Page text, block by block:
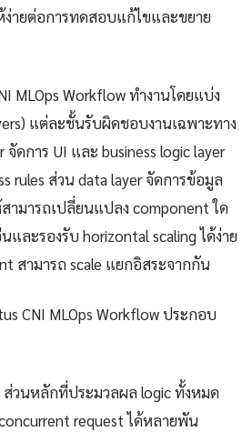
ายต่อการทดสอบแก้ไขและขยาย
MLOps Workflow ทำงานโดยแบ่ง
แต่ละชั้นรับผิดชอบงานเฉพาะทาง
ดการ UI และ business logic layer
rules ส่วน data layer จัดการข้อมูล
มารถเปลี่ยนแปลง component ใด
และรองรับ horizontal scaling ได้ง่าย
สามารถ scale แยกอิสระจากกัน
CNI MLOps Workflow ประกอบ
วนหลักที่ประมวลผล logic ทั้งหมด
request ได้หลายพัน